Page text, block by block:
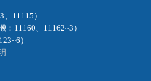
11115）
11160、11162~3）
）